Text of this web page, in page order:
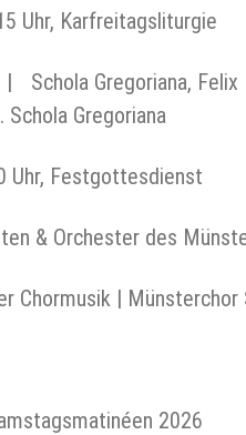
Uhr, Karfreitagsliturgie
| Schola Gregoriana,
Gregoriana
Uhr, Festgottesdienst
& Orchester des
|
2026